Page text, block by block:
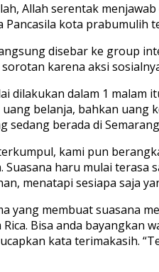
Allah serentak
Pancasila kota
disebar ke group
karena aksi
dilakukan dalam 1 malam
belanja, bahkan uang
sedang berada di
kami pun
Suasana haru mulai
menatapi sesiapa saja
yang membuat suasana
Rica. Bisa anda bayangkan
kata terimakasih.